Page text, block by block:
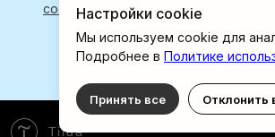
cookiesНастройки cookie
Мы используем cookie для
Подробнее в Политике
Принять все Отклонить
Tilda